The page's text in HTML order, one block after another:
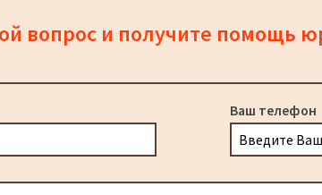
вопрос и получите помощь
Ваш телефон